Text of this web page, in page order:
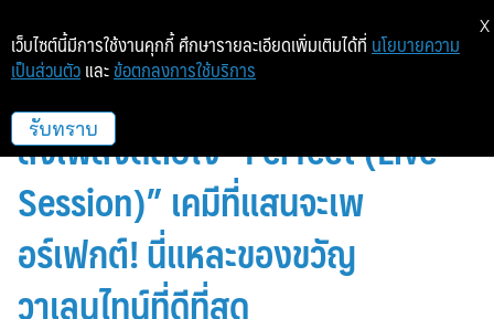
PUN กอดคอเพื่อนซี้ ขุนพล BUS
ส่งเพลงดีต่อใจ “Perfect (Live
Session)” เคมีที่แสนจะเพ
อร์เฟกต์! นี่แหละของขวัญ
วาเลนไทน์ที่ดีที่สุด
เว็บไซต์นี้มีการใช้งานคุกกี้ ศึกษารายละเอียดเพิ่มเติมได้ที่ นโยบายความ
เป็นส่วนตัว และ ข้อตกลงการใช้บริการ
รับทราบ
X